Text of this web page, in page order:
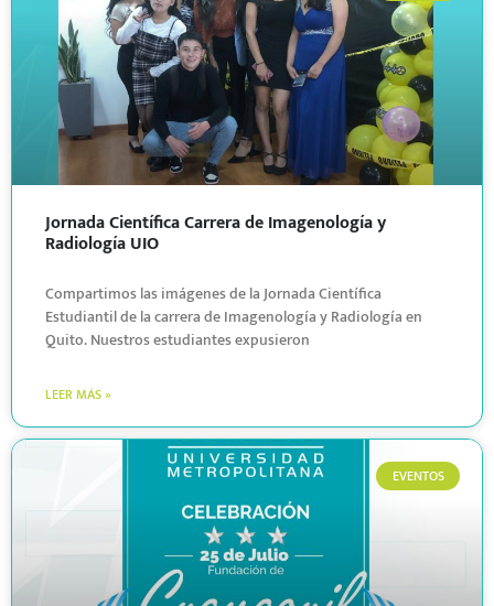
Jornada Científica Carrera de Imagenología y
Radiología UIO
Compartimos las imágenes de la Jornada Científica
Estudiantil de la carrera de Imagenología y Radiología en
Quito. Nuestros estudiantes expusieron
LEER MÁS »
EVENTOS